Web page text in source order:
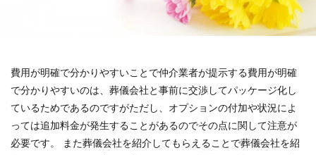
費用が明確で分かりやすいことで仲介業者が提示する費用が明確
で分かりやすいのは、葬儀会社と事前に交渉してパッケージ化し
ているためであるのですがただし、オプションの付加や状況によ
っては追加料金が発生することがあるのでその点に関して注意が
必要です。
また葬儀会社を紹介してもらえることで葬儀会社を紹